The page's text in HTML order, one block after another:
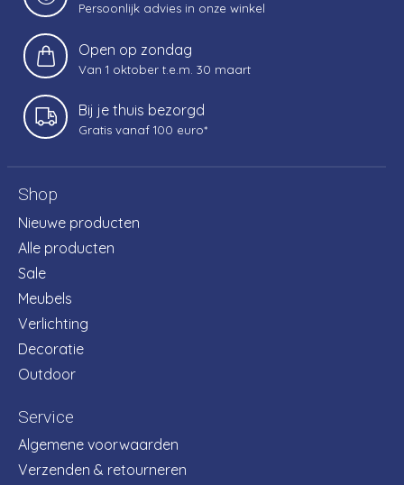
Persoonlijk advies in onze winkel
Open op zondag
Van 1 oktober t.e.m. 30 maart
Bij je thuis bezorgd
Gratis vanaf 100 euro*
Shop
Nieuwe producten
Alle producten
Sale
Meubels
Verlichting
Decoratie
Outdoor
Service
Algemene voorwaarden
Verzenden & retourneren